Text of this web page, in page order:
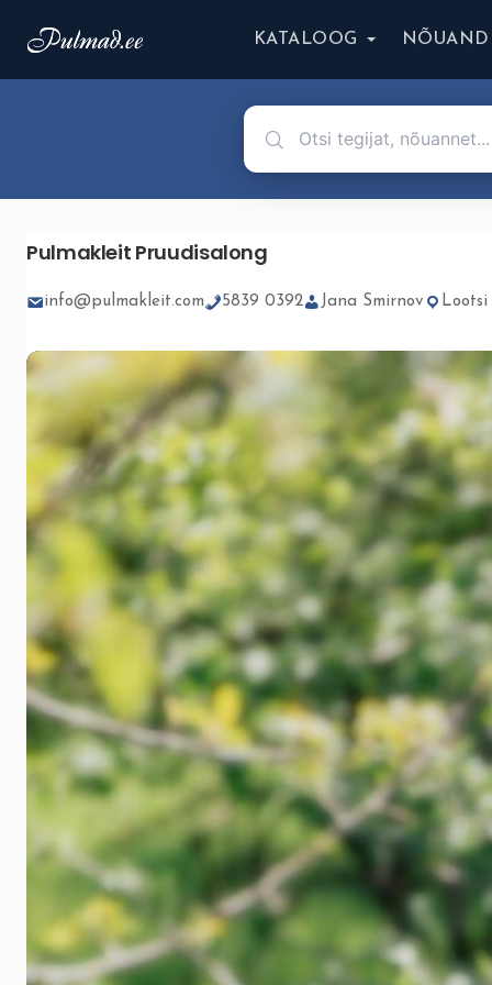
KATALOOG
Pulmakleit Pruudisalong
info@pulmakleit.com 5839 0392 Jana Smirnov Lootsi